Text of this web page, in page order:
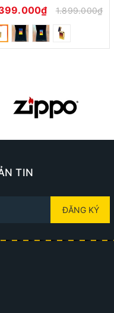
1.899.000₫
TIN
ĐĂNG KÝ